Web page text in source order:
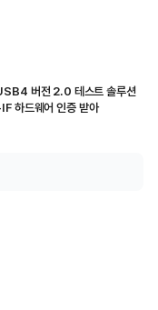
버전 2.0 테스트 솔루션
하드웨어 인증 받아